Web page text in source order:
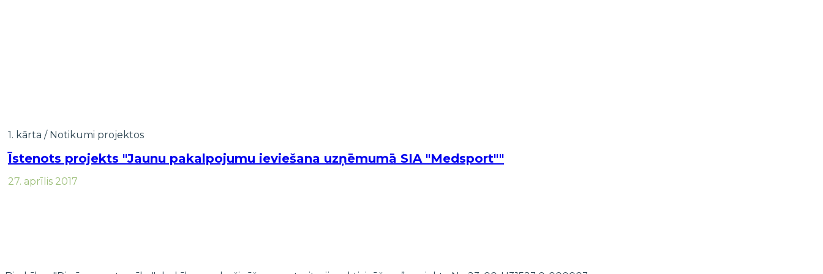
1. kārta / Notikumi projektos
Īstenots projekts "Jaunu pakalpojumu ieviešana uzņēmumā SIA "Medsport""
27. aprīlis 2017